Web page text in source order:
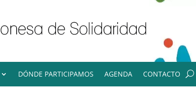
DÓNDE PARTICIPAMOS AGENDA CONTACTO